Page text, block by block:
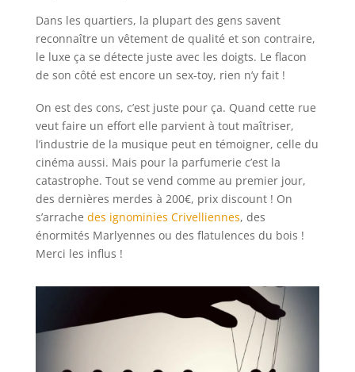
Dans les quartiers, la plupart des gens savent
reconnaître un vêtement de qualité et son contraire,
le luxe ça se détecte juste avec les doigts. Le flacon
de son côté est encore un sex-toy, rien n’y fait !
On est des cons, c’est juste pour ça. Quand cette rue
veut faire un effort elle parvient à tout maîtriser,
l’industrie de la musique peut en témoigner, celle du
cinéma aussi. Mais pour la parfumerie c’est la
catastrophe. Tout se vend comme au premier jour,
des dernières merdes à 200€, prix discount ! On
s’arrache des ignominies Crivelliennes, des
énormités Marlyennes ou des flatulences du bois !
Merci les influs !